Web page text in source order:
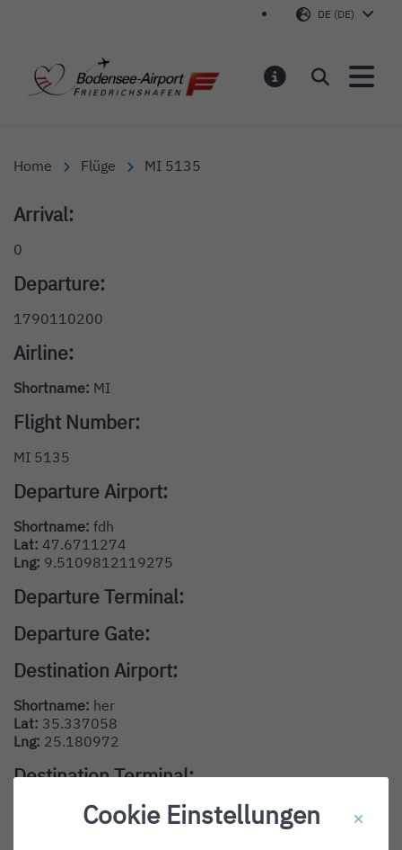
DE (DE)
Bodensee-Airport
Suchen
Home Flüge MI 5135
Arrival:
0
Departure:
1790110200
Airline:
Shortname: MI
Flight Number:
MI 5135
Departure Airport:
Shortname: fdh
Lat: 47.6711274
Lng: 9.5109812119275
Departure Terminal:
Departure Gate:
Destination Airport:
Shortname: her
Lat: 35.337058
Lng: 25.180972
Destination Terminal:
Destination Gate:
Cookie Einstellungen